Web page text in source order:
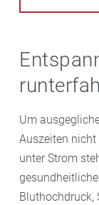
Um
Auszeiten nicht
unter Strom
Bluthochdruck,